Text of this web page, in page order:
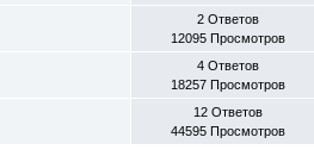
2 Ответов
12095 Просмотров
4 Ответов
18257 Просмотров
12 Ответов
44595 Просмотров